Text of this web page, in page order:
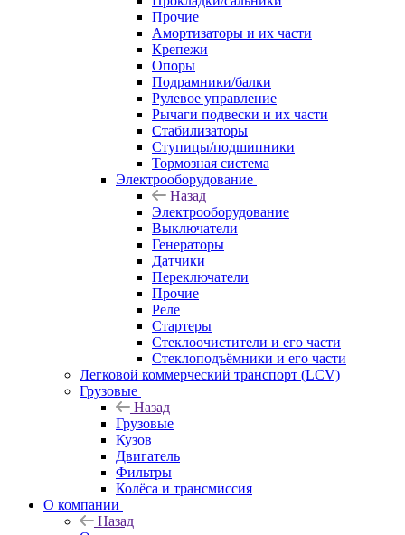
Прочие
Амортизаторы и их части
Крепежи
Опоры
Подрамники/балки
Рулевое управление
Рычаги подвески и их части
Стабилизаторы
Ступицы/подшипники
Тормозная система
Электрооборудование
Назад
Электрооборудование
Выключатели
Генераторы
Датчики
Переключатели
Прочие
Реле
Стартеры
Стеклоочистители и его части
Стеклоподъёмники и его части
Легковой коммерческий транспорт (LCV)
Грузовые
Назад
Грузовые
Кузов
Двигатель
Фильтры
Колёса и трансмиссия
О компании
Назад